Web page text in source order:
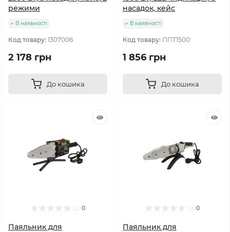
режими
В наявності
Код товару: 1307006
2 178 грн
До кошика
насадок, кейс
В наявності
Код товару: ППТ1500
1 856 грн
До кошика
0
Паяльник для
0
Паяльник для